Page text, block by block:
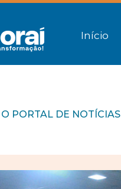
Início
PORTAL DE NOTÍCIAS